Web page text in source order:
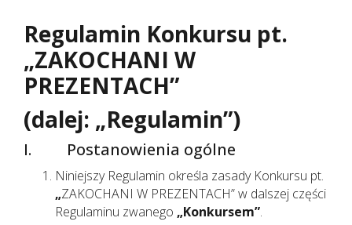
Regulamin Konkursu pt.
„ZAKOCHANI W
PREZENTACH”
(dalej: „Regulamin”)
I. Postanowienia ogólne
Niniejszy Regulamin określa zasady Konkursu pt.
„ZAKOCHANI W PREZENTACH” w dalszej części
Regulaminu zwanego „Konkursem”.